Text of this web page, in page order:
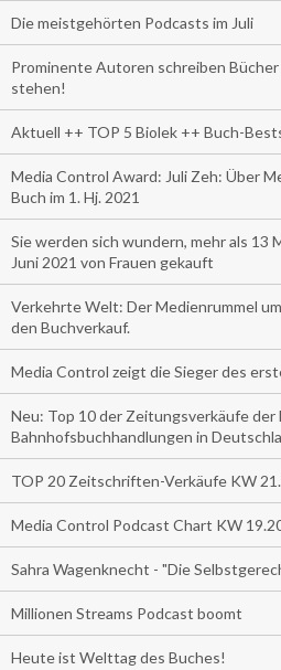
Die meistgehörten Podcasts im Juli
Prominente Autoren schreiben Bücher
stehen!
Aktuell ++ TOP 5 Biolek ++ Buch-
Media Control Award: Juli Zeh: Über
Buch im 1. Hj. 2021
Sie werden sich wundern, mehr als 13
Juni 2021 von Frauen gekauft
Verkehrte Welt: Der Medienrummel
den Buchverkauf.
Media Control zeigt die Sieger des
Neu: Top 10 der Zeitungsverkäufe der
Bahnhofsbuchhandlungen in
TOP 20 Zeitschriften-Verkäufe KW
Media Control Podcast Chart KW
Sahra Wagenknecht - "Die
Millionen Streams Podcast boomt
Heute ist Welttag des Buches!